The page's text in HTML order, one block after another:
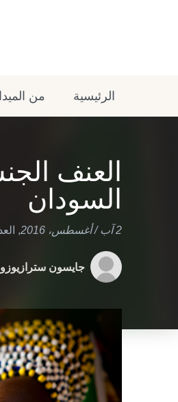
الرئيسية من
العنف
السودان
2 آب / أغسطس، 2016 ,
جايسون سترازيوزو